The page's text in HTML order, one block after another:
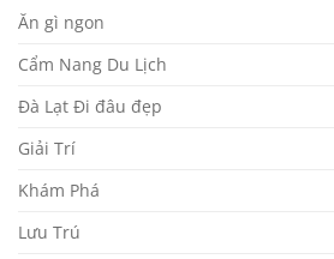
Ăn gì ngon
Cẩm Nang Du Lịch
Đà Lạt Đi đâu đẹp
Giải Trí
Khám Phá
Lưu Trú